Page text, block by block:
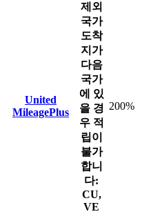
United
MileagePlus
제외
국가
도착
지가
다음
국가
에 있
을 경
우 적
립이
불가
합니
다:
CU,
VE
200%